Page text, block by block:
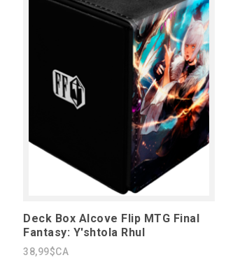
Deck Box Alcove Flip MTG Final
Fantasy: Y'shtola Rhul
38,99$CA